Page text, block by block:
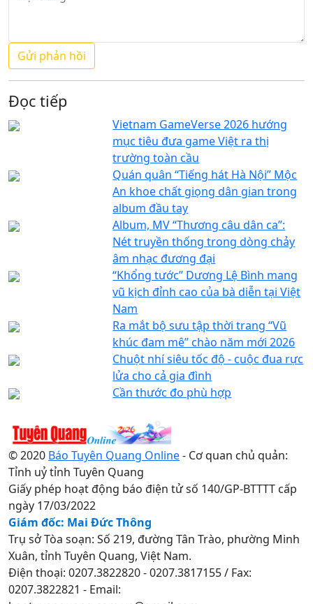
Đọc tiếp
Vietnam GameVerse 2026 hướng
mục tiêu đưa game Việt ra thị
trường toàn cầu
Quán quân “Tiếng hát Hà Nội” Mộc
An khoe chất giọng dân gian trong
album đầu tay
Album, MV “Thương câu dân ca”:
Nét truyền thống trong dòng chảy
âm nhạc đương đại
“Khổng tước” Dương Lệ Bình mang
vũ kịch đỉnh cao của bà diễn tại Việt
Nam
Ra mắt bộ sưu tập thời trang “Vũ
khúc đam mê” chào năm mới 2026
Chuột nhí siêu tốc độ - cuộc đua rực
lửa cho cả gia đình
Cần thước đo phù hợp
© 2020 Báo Tuyên Quang Online- Cơ quan chủ quản:
Tỉnh uỷ tỉnh Tuyên Quang
Giấy phép hoạt động báo điện tử số 140/GP-BTTTT cấp
ngày 17/03/2022
Giám đốc: Mai Đức Thông
Trụ sở Tòa soạn: Số 219, đường Tân Trào, phường Minh
Xuân, tỉnh Tuyên Quang, Việt Nam.
Điện thoại: 0207.3822820 - 0207.3817155 / Fax:
0207.3822821 - Email: